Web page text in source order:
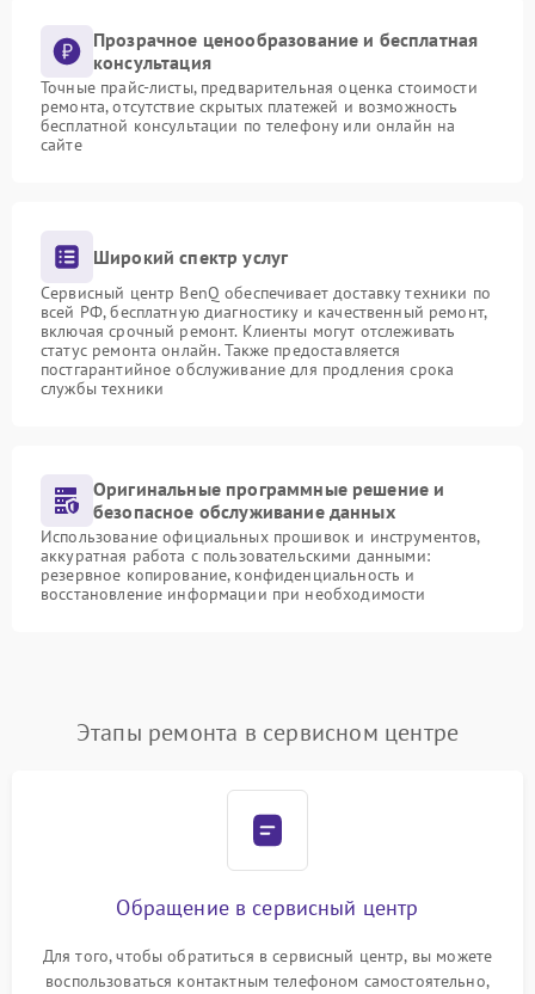
Прозрачное ценообразование и бесплатная
консультация
Точные прайс-листы, предварительная оценка стоимости
ремонта, отсутствие скрытых платежей и возможность
бесплатной консультации по телефону или онлайн на
сайте
Широкий спектр услуг
Сервисный центр BenQ обеспечивает доставку техники по
всей РФ, бесплатную диагностику и качественный ремонт,
включая срочный ремонт. Клиенты могут отслеживать
статус ремонта онлайн. Также предоставляется
постгарантийное обслуживание для продления срока
службы техники
Оригинальные программные решение и
безопасное обслуживание данных
Использование официальных прошивок и инструментов,
аккуратная работа с пользовательскими данными:
резервное копирование, конфиденциальность и
восстановление информации при необходимости
Этапы ремонта в сервисном центре
Обращение в сервисный центр
Для того, чтобы обратиться в сервисный центр, вы можете
воспользоваться контактным телефоном самостоятельно,